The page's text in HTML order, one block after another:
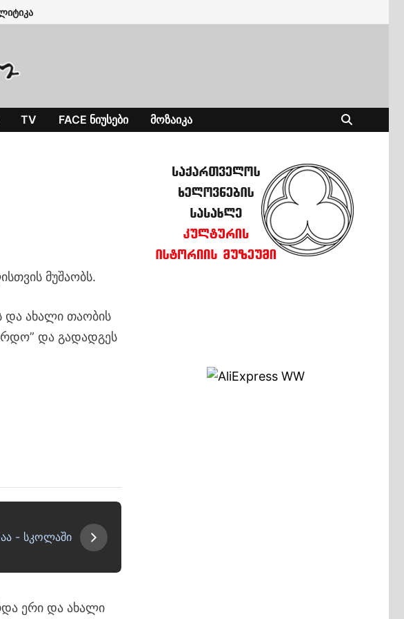
TV FACE ᲜᲘᲣᲡᲔᲑᲘ ᲛᲝᲖᲐᲘᲙᲐ
მუშაობს.
და ახალი თაობის
და გადადგეს
- სკოლაში
ერი და ახალი